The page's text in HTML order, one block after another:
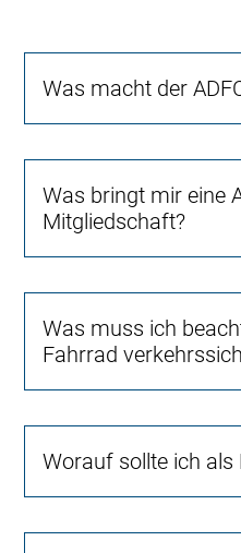
Was macht der
Was bringt mir eine
Mitgliedschaft?
Was muss ich
Fahrrad
Worauf sollte ich